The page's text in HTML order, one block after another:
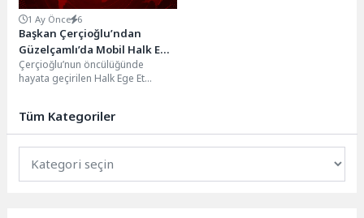
1 Ay Önce 6
Başkan Çerçioğlu’ndan
Güzelçamlı’da Mobil Halk Ege
Et Hizmeti
Çerçioğlu’nun öncülüğünde
hayata geçirilen Halk Ege Et
Tüm Kategoriler